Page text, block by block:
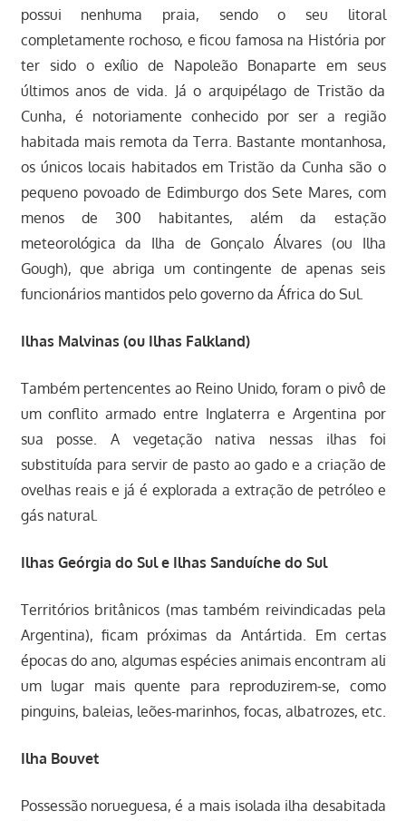
possui nenhuma praia, sendo o seu litoral
completamente rochoso, e ficou famosa na História por
ter sido o exílio de Napoleão Bonaparte em seus
últimos anos de vida. Já o arquipélago de Tristão da
Cunha, é notoriamente conhecido por ser a região
habitada mais remota da Terra. Bastante montanhosa,
os únicos locais habitados em Tristão da Cunha são o
pequeno povoado de Edimburgo dos Sete Mares, com
menos de 300 habitantes, além da estação
meteorológica da Ilha de Gonçalo Álvares (ou Ilha
Gough), que abriga um contingente de apenas seis
funcionários mantidos pelo governo da África do Sul.
Ilhas Malvinas (ou Ilhas Falkland)
Também pertencentes ao Reino Unido, foram o pivô de
um conflito armado entre Inglaterra e Argentina por
sua posse. A vegetação nativa nessas ilhas foi
substituída para servir de pasto ao gado e a criação de
ovelhas reais e já é explorada a extração de petróleo e
gás natural.
Ilhas Geórgia do Sul e Ilhas Sanduíche do Sul
Territórios britânicos (mas também reivindicadas pela
Argentina), ficam próximas da Antártida. Em certas
épocas do ano, algumas espécies animais encontram ali
um lugar mais quente para reproduzirem-se, como
pinguins, baleias, leões-marinhos, focas, albatrozes, etc.
Ilha Bouvet
Possessão norueguesa, é a mais isolada ilha desabitada